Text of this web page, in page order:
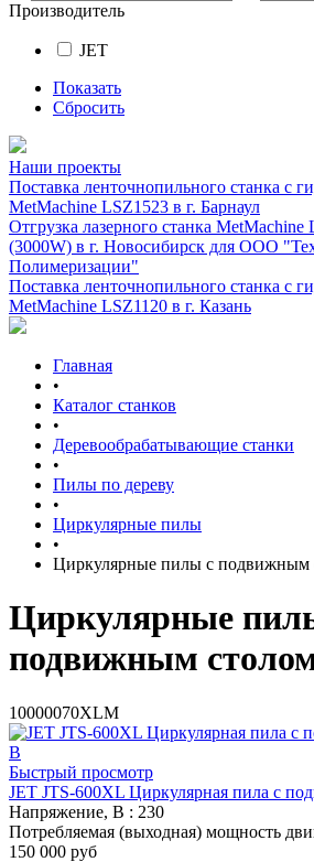
Производитель
JET
Показать
Сбросить
Наши проекты
Поставка ленточнопильного станка c
MetMachine LSZ1523 в г. Барнаул
Отгрузка лазерного станка
(3000W) в г. Новосибирск для ООО
Полимеризации"
Поставка ленточнопильного станка c
MetMachine LSZ1120 в г. Казань
Главная
•
Каталог станков
•
Деревообрабатывающие станки
•
Пилы по дереву
•
Циркулярные пилы
•
Циркулярные пилы c подвижным
Циркулярные
подвижным
10000070XLM
Быстрый просмотр
JET JTS-600XL Циркулярная пила с
Напряжение, В : 230
Потребляемая (выходная) мощность
150 000 руб